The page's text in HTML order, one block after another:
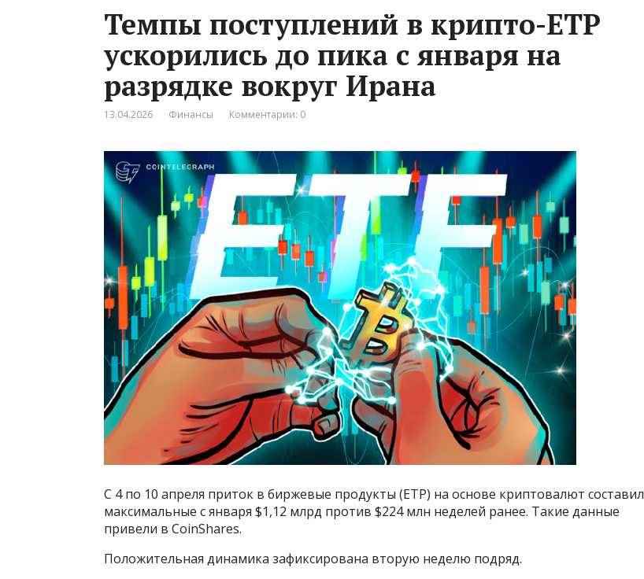
Темпы поступлений в крипто-ETP
ускорились до пика с января на
разрядке вокруг Ирана
13.04.2026 Финансы Комментарии: 0
С 4 по 10 апреля приток в биржевые продукты (ETP) на основе криптовалют составил
максимальные с января $1,12 млрд против $224 млн неделей ранее. Такие данные
привели в CoinShares.
Положительная динамика зафиксирована вторую неделю подряд.